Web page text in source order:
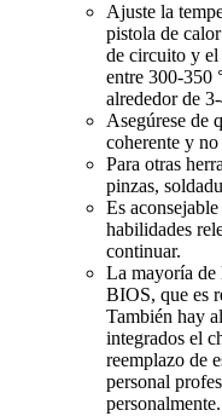
Ajuste la
pistola de
de circuito y el
entre 300-350
alrededor de
Asegúrese de
coherente y
Para otras
pinzas,
Es
habilidades
continuar.
La mayoría de
BIOS, que es
También hay
integrados el
reemplazo de
personal
personalmente.